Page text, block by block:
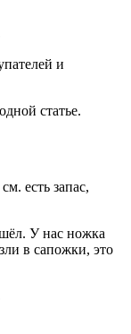
и
статье.
есть запас,
У нас ножка
в сапожки, это